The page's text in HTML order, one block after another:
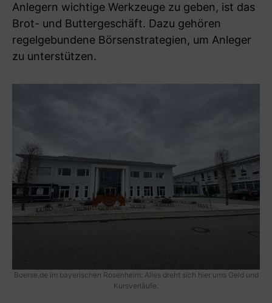
Anlegern wichtige Werkzeuge zu geben, ist das
Brot- und Buttergeschäft. Dazu gehören
regelgebundene Börsenstrategien, um Anleger
zu unterstützen.
Boerse.de im bayerischen Rosenheim: Alles dreht sich hier ums Geld und
Kursverläufe.